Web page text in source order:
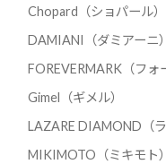
Chopard（ショパール）
DAMIANI（ダミアーニ）
FOREVERMARK（フォ
Gimel（ギメル）
LAZARE DIAMOND（
MIKIMOTO（ミキモト）